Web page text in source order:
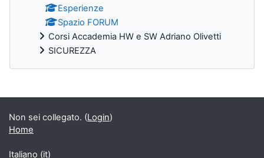
Esperienze
Spazio FORUM
Corsi Accademia HW e SW Adriano Olivetti
SICUREZZA
Blocchi
Non sei collegato. (Login)
Home
Italiano ‎(it)‎